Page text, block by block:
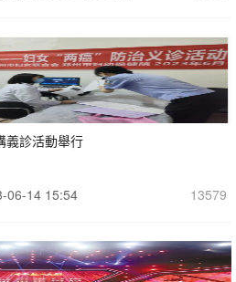
義診活動舉行
06-14 15:54 13579